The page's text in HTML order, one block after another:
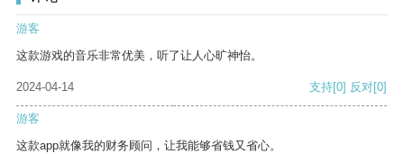
游客
这款游戏的音乐非常优美，听了让人心旷神怡。
2024-04-14 支持[0] 反对[0]
游客
这款app就像我的财务顾问，让我能够省钱又省心。